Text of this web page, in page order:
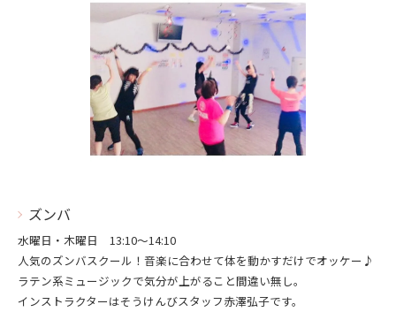
ズンバ
水曜日・木曜日 13:10～14:10
人気のズンバスクール！音楽に合わせて体を動かすだけでオッケー♪
ラテン系ミュージックで気分が上がること間違い無し。
インストラクターはそうけんびスタッフ赤澤弘子です。